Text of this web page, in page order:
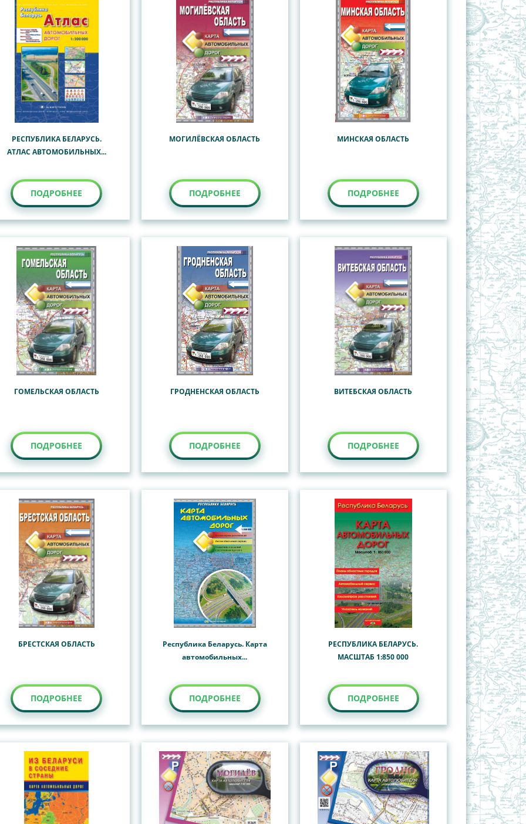
РЕСПУБЛИКА БЕЛАРУСЬ.
АТЛАС АВТОМОБИЛЬНЫХ...
ПОДРОБНЕЕ
МОГИЛЁВСКАЯ ОБЛАСТЬ
ПОДРОБНЕЕ
МИНСКАЯ ОБЛАСТЬ
ПОДРОБНЕЕ
ГОМЕЛЬСКАЯ ОБЛАСТЬ
ПОДРОБНЕЕ
ГРОДНЕНСКАЯ ОБЛАСТЬ
ПОДРОБНЕЕ
ВИТЕБСКАЯ ОБЛАСТЬ
ПОДРОБНЕЕ
БРЕСТСКАЯ ОБЛАСТЬ
ПОДРОБНЕЕ
Республика Беларусь. Карта
автомобильных...
ПОДРОБНЕЕ
РЕСПУБЛИКА БЕЛАРУСЬ.
МАСШТАБ 1:850 000
ПОДРОБНЕЕ